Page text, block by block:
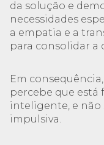
da solução e
necessidades
a empatia e a
para consolidar a
Em
percebe que
inteligente, e não
impulsiva.